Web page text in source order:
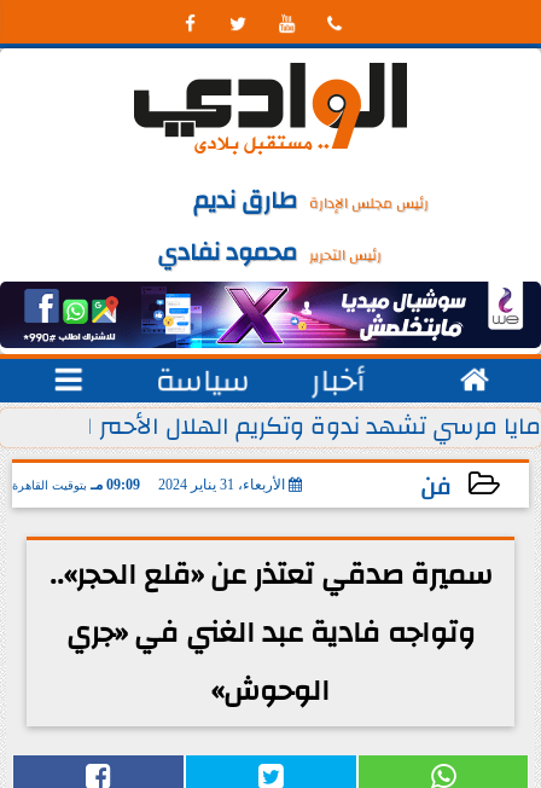
   
رئيس مجلس الإدارة طارق نديم
رئيس التحرير محمود نفادي
 أخبار سياسة 
يوليو من كل عام
مايا مرسي تشهد ندوة وتكريم الهلال الأحمر
فن الأربعاء، 31 يناير 2024 09:09 مـ بتوقيت القاهرة
2024-01-31 21:09:44
سميرة صدقي تعتذر عن «قلع الحجر»..
وتواجه فادية عبد الغني في «جري
الوحوش»